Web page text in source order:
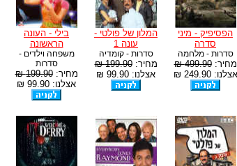
הפסיפיק - מיני
סדרה
סדרות - מלחמה
מחיר:499.90 ₪
אצלנו: 249.90 ₪
המלון של פולטי -
עונה 1
סדרות - קומדיה
מחיר:199.90 ₪
אצלנו: 99.90 ₪
בילי - העונה
הראשונה
משפחה וילדים -
סדרות
מחיר:199.90 ₪
אצלנו: 99.90 ₪